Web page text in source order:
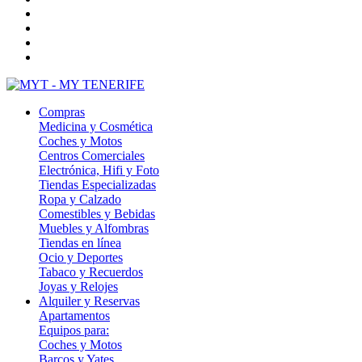
Compras
Medicina y Cosmética
Coches y Motos
Centros Comerciales
Electrónica, Hifi y Foto
Tiendas Especializadas
Ropa y Calzado
Comestibles y Bebidas
Muebles y Alfombras
Tiendas en línea
Ocio y Deportes
Tabaco y Recuerdos
Joyas y Relojes
Alquiler y Reservas
Apartamentos
Equipos para:
Coches y Motos
Barcos y Yates